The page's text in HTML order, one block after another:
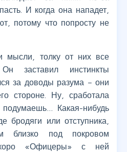
И когда она нападет,
потому что попросту не
мысли, толку от них все
заставил инстинкты
за доводы разума – они
стороне. Ну, сработала
Какая-нибудь
бродяги или отступника,
близко под покровом
«Офицеры» с ней